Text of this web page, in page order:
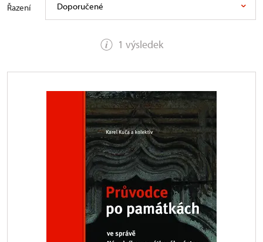
1 výsledek
Řazení Doporučené